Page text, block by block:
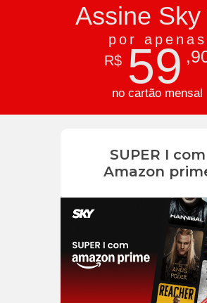
Assine Sky
por apenas
R$ 59
no cartão mensal
SUPER I com
Amazon